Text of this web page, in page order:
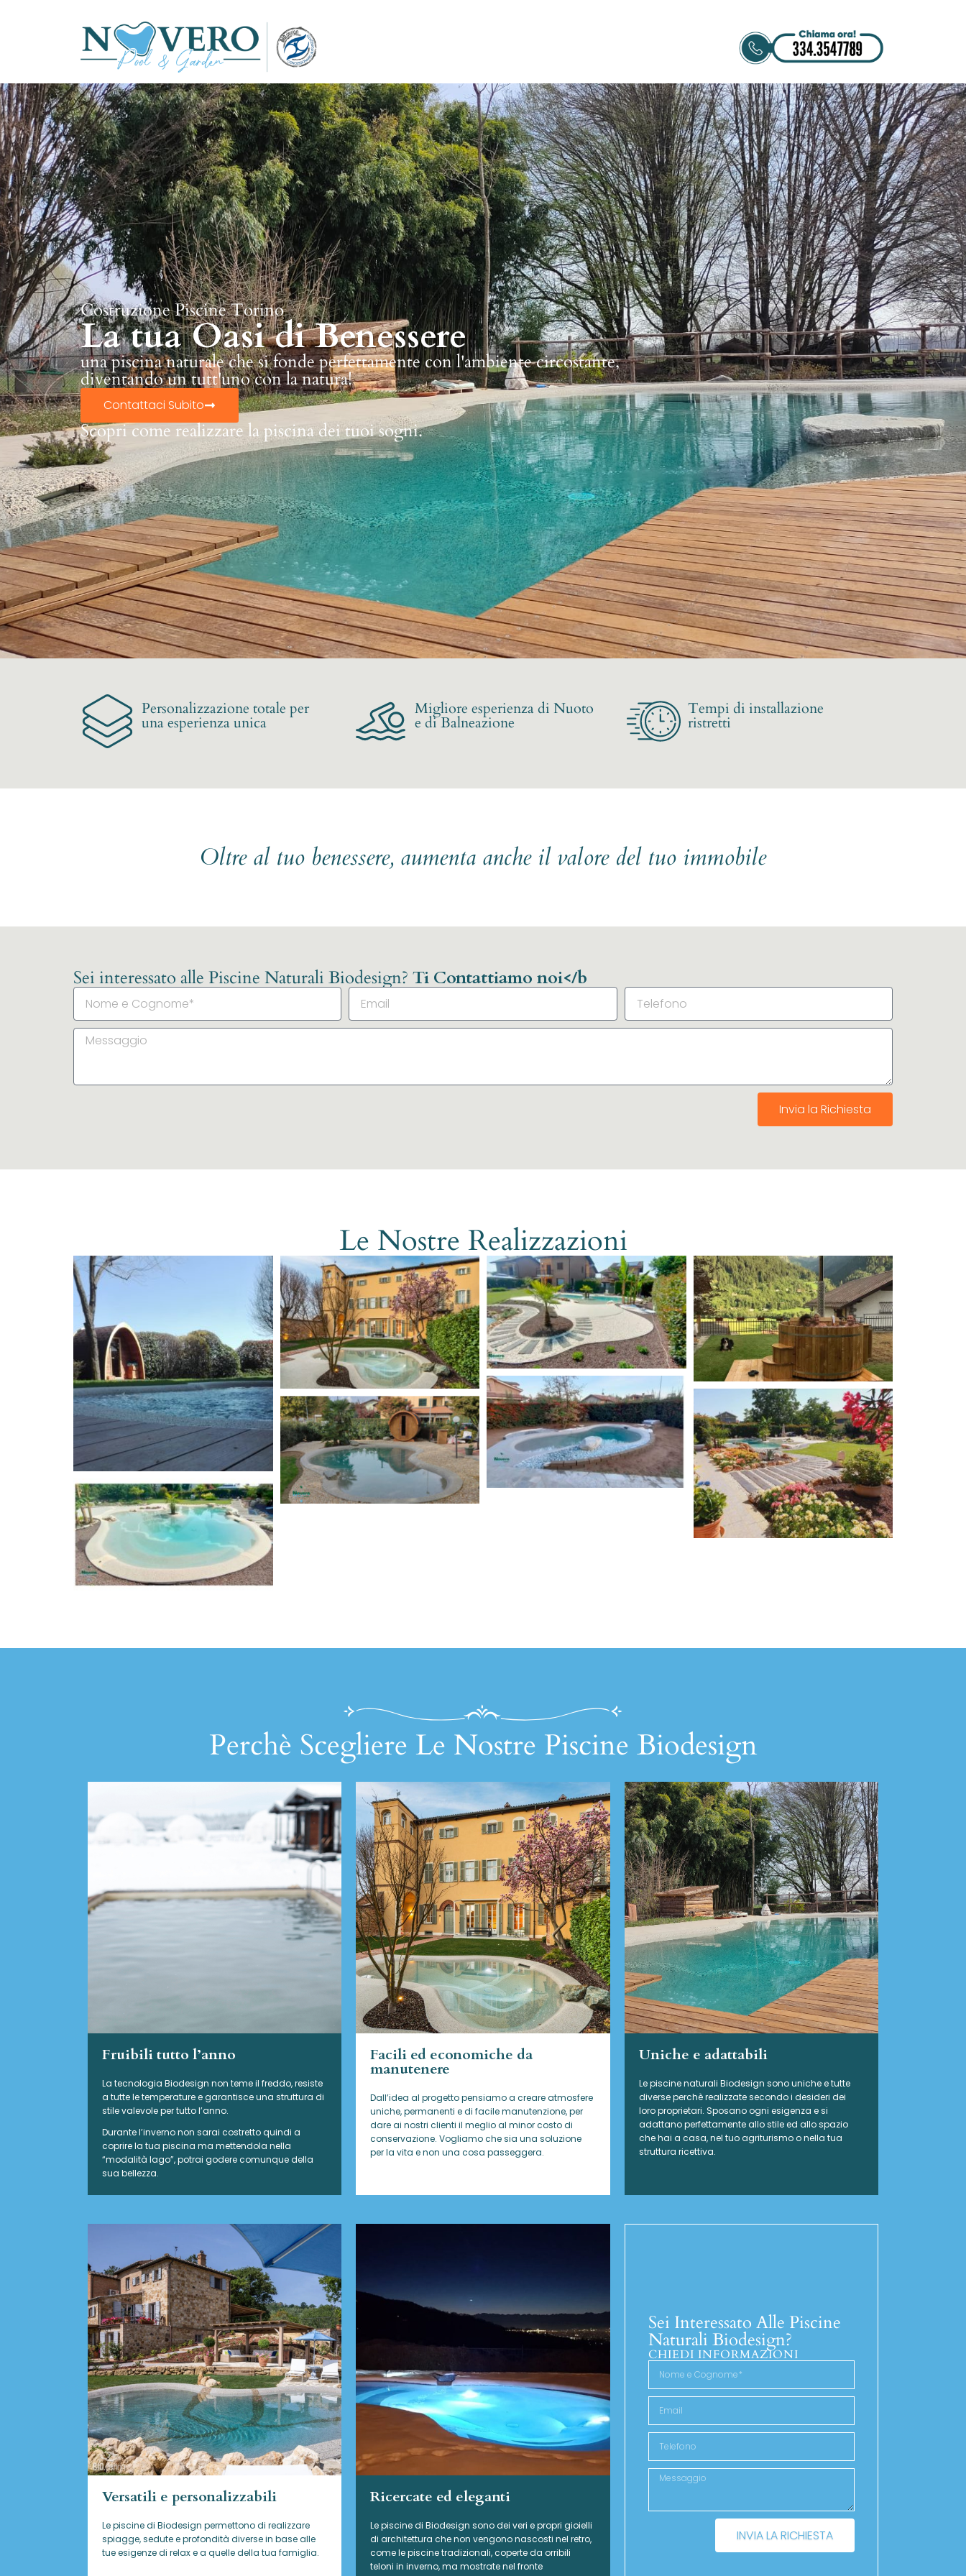
Costruzione Piscine Torino
La tua Oasi di Benessere
una piscina naturale che si fonde perfettamente con l'ambiente circostante,
diventando un tutt'uno con la natura!
Contattaci Subito
Scopri come realizzare la piscina dei tuoi sogni.
Personalizzazione totale per
una esperienza unica
Migliore esperienza di Nuoto
e di Balneazione
Tempi di installazione
ristretti
Oltre al tuo benessere, aumenta anche il valore del tuo immobile
Sei interessato alle Piscine Naturali Biodesign? Ti Contattiamo noi</b
Invia la Richiesta
Le Nostre Realizzazioni
Perchè Scegliere Le Nostre Piscine Biodesign
Fruibili tutto l’anno
La tecnologia Biodesign non teme il freddo, resiste
a tutte le temperature e garantisce una struttura di
stile valevole per tutto l’anno.
Durante l’inverno non sarai costretto quindi a
coprire la tua piscina ma mettendola nella
“modalità lago”, potrai godere comunque della
sua bellezza.
Facili ed economiche da
manutenere
Dall’idea al progetto pensiamo a creare atmosfere
uniche, permanenti e di facile manutenzione, per
dare ai nostri clienti il meglio al minor costo di
conservazione. Vogliamo che sia una soluzione
per la vita e non una cosa passeggera.
Uniche e adattabili
Le piscine naturali Biodesign sono uniche e tutte
diverse perchè realizzate secondo i desideri dei
loro proprietari. Sposano ogni esigenza e si
adattano perfettamente allo stile ed allo spazio
che hai a casa, nel tuo agriturismo o nella tua
struttura ricettiva.
Versatili e personalizzabili
Le piscine di Biodesign permettono di realizzare
spiagge, sedute e profondità diverse in base alle
tue esigenze di relax e a quelle della tua famiglia.
Ricercate ed eleganti
Le piscine di Biodesign sono dei veri e propri gioielli
di architettura che non vengono nascosti nel retro,
come le piscine tradizionali, coperte da orribili
teloni in inverno, ma mostrate nel fronte
Sei Interessato Alle Piscine
Naturali Biodesign?
CHIEDI INFORMAZIONI
INVIA LA RICHIESTA